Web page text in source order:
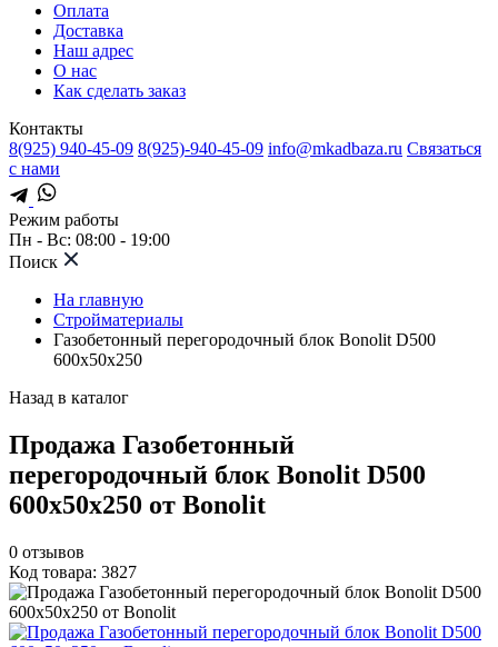
Оплата
Доставка
Наш адрес
О нас
Как сделать заказ
Контакты
8(925) 940-45-09 8(925)-940-45-09 info@mkadbaza.ru Связаться
с нами
Режим работы
Пн - Вс: 08:00 - 19:00
Поиск
На главную
Стройматериалы
Газобетонный перегородочный блок Bonolit D500
600x50x250
Назад в каталог
Продажа Газобетонный
перегородочный блок Bonolit D500
600x50x250 от Bonolit
0 отзывов
Код товара: 3827